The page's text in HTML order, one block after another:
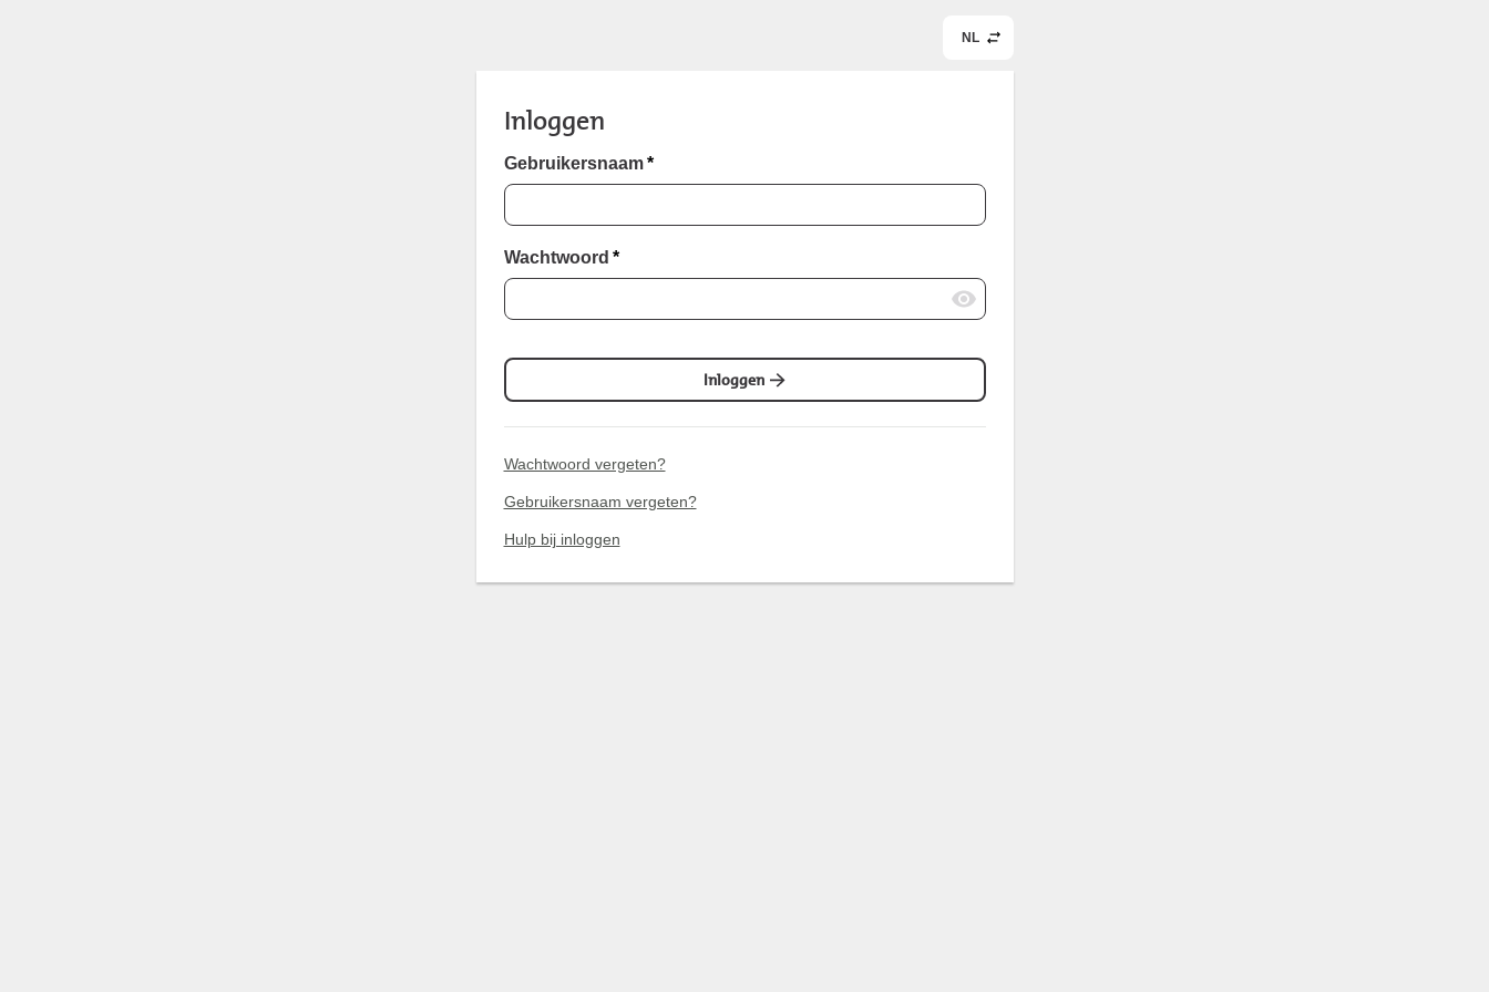
NL
Inloggen
Gebruikersnaam *
Wachtwoord *
Inloggen
Wachtwoord vergeten?
Gebruikersnaam vergeten?
Hulp bij inloggen